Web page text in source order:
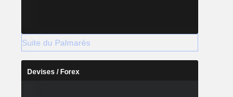
Suite du Palmarès
Devises / Forex